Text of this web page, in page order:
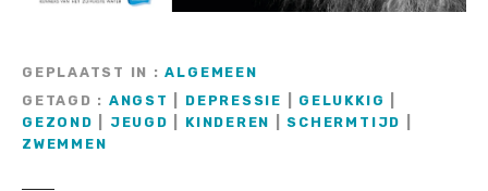
GEPLAATST IN
ALGEMEEN
GETAGD
ANGST DEPRESSIE GELUKKIG
GEZOND
JEUGD KINDEREN |SCHERMTIJD
ZWEMMEN